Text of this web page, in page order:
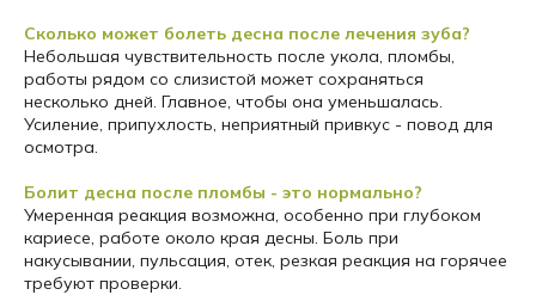
Сколько может болеть десна после лечения зуба?
Небольшая чувствительность после укола, пломбы,
работы рядом со слизистой может сохраняться
несколько дней. Главное, чтобы она уменьшалась.
Усиление, припухлость, неприятный привкус - повод для
осмотра.
Болит десна после пломбы - это нормально?
Умеренная реакция возможна, особенно при глубоком
кариесе, работе около края десны. Боль при
накусывании, пульсация, отек, резкая реакция на горячее
требуют проверки.